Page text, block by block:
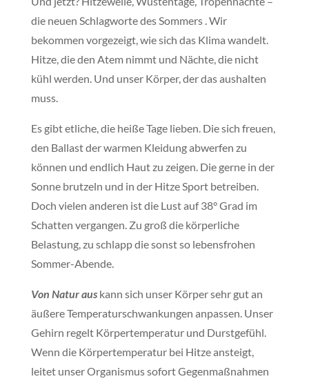
die neuen Schlagworte des Sommers . Wir
bekommen vorgezeigt, wie sich das Klima wandelt.
Hitze, die den Atem nimmt und Nächte, die nicht
kühl werden. Und unser Körper, der das aushalten
muss.
Es gibt etliche, die heiße Tage lieben. Die sich freuen,
den Ballast der warmen Kleidung abwerfen zu
können und endlich Haut zu zeigen. Die gerne in der
Sonne brutzeln und in der Hitze Sport betreiben.
Doch vielen anderen ist die Lust auf 38° Grad im
Schatten vergangen. Zu groß die körperliche
Belastung, zu schlapp die sonst so lebensfrohen
Sommer-Abende.
Von Natur auskann sich unser Körper sehr gut an
äußere Temperaturschwankungen anpassen. Unser
Gehirn regelt Körpertemperatur und Durstgefühl.
Wenn die Körpertemperatur bei Hitze ansteigt,
leitet unser Organismus sofort Gegenmaßnahmen